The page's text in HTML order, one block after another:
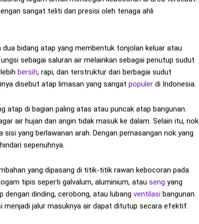
sangat teliti dan presisi oleh tenaga ahli
bidang atap yang membentuk tonjolan keluar atau
sebagai saluran air melainkan sebagai penutup sudut
bersih, rapi, dan terstruktur dari berbagai sudut
disebut atap limasan yang sangat populer di Indonesia.
atap di bagian paling atas atau puncak atap bangunan.
air hujan dan angin tidak masuk ke dalam. Selain itu, nok
yang berlawanan arah. Dengan pemasangan nok yang
sepenuhnya.
yang dipasang di titik-titik rawan kebocoran pada
tipis seperti galvalum, aluminium, atau seng yang
dengan dinding, cerobong, atau lubang ventilasi bangunan.
menjadi jalur masuknya air dapat ditutup secara efektif.